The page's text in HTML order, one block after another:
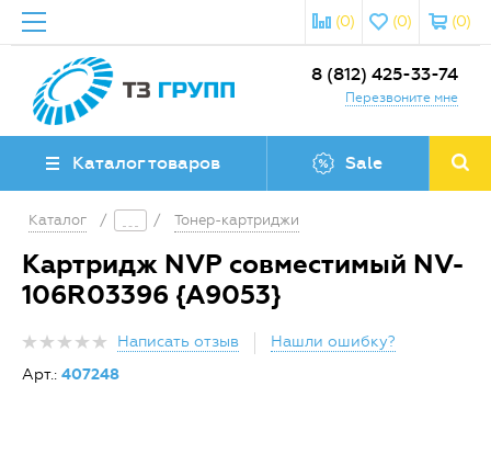
(0)
(0)
(0)
8 (812) 425-33-74
Перезвоните мне
Каталог товаров Sale
Каталог / / Тонер-картриджи
Картридж NVP совместимый NV-
106R03396 {A9053}
Написать отзыв
Нашли ошибку?
Арт.: 407248